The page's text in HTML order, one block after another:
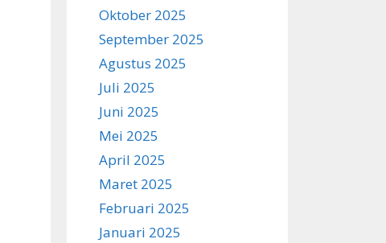
Oktober 2025
September 2025
Agustus 2025
Juli 2025
Juni 2025
Mei 2025
April 2025
Maret 2025
Februari 2025
Januari 2025